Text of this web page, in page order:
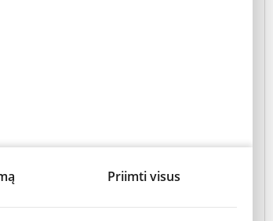
Priimti visus